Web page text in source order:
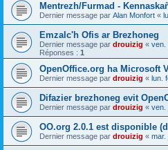
Mentrezh/Furmad -
Dernier message par Alan Monfort «
Emzalc'h Ofis ar Brezhoneg
Dernier message par drouizig « ven.
Réponses : 1
OpenOffice.org ha Microsoft
Dernier message par drouizig « lun.
Difazier brezhoneg evit
Dernier message par drouizig « ven.
OO.org 2.0.1 est disponible
Dernier message par drouizig « mar.